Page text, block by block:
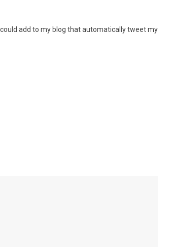
add to my blog that automatically tweet my